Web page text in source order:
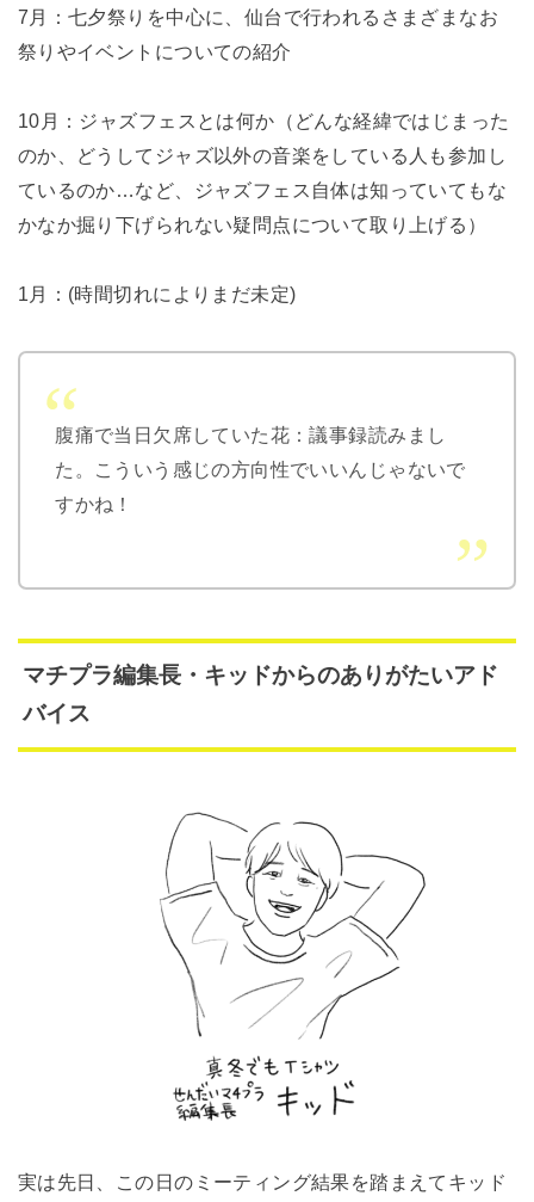
7月：七夕祭りを中心に、仙台で行われるさまざまなお
祭りやイベントについての紹介
10月：ジャズフェスとは何か（どんな経緯ではじまった
のか、どうしてジャズ以外の音楽をしている人も参加し
ているのか…など、ジャズフェス自体は知っていてもな
かなか掘り下げられない疑問点について取り上げる）
1月：(時間切れによりまだ未定)
腹痛で当日欠席していた花：議事録読みまし
た。こういう感じの方向性でいいんじゃないで
すかね！
マチプラ編集長・キッドからのありがたいアド
バイス
実は先日、この日のミーティング結果を踏まえてキッド